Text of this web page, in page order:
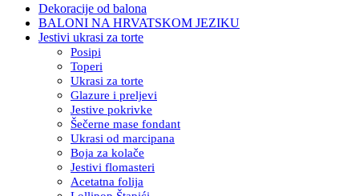
Dekoracije od balona
BALONI NA HRVATSKOM JEZIKU
Jestivi ukrasi za torte
Posipi
Toperi
Ukrasi za torte
Glazure i preljevi
Jestive pokrivke
Šečerne mase fondant
Ukrasi od marcipana
Boja za kolače
Jestivi flomasteri
Acetatna folija